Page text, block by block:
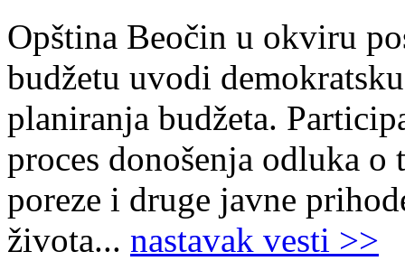
Opština Beočin u okviru
budžetu uvodi
planiranja budžeta.
proces donošenja odluka
poreze i druge javne
života... nastavak vesti >>